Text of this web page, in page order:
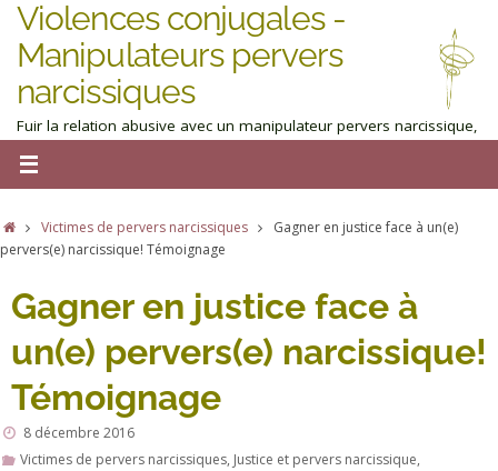
Violences conjugales -
Manipulateurs pervers
narcissiques
Fuir la relation abusive avec un manipulateur pervers narcissique,
Victimes de pervers narcissiques
Gagner en justice face à un(e)
pervers(e) narcissique! Témoignage
Gagner en justice face à
un(e) pervers(e) narcissique!
Témoignage
8 décembre 2016
Victimes de pervers narcissiques, Justice et pervers narcissique,